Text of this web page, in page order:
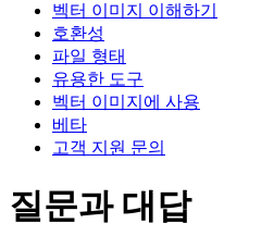
벡터 이미지 이해하기
호환성
파일 형태
유용한 도구
벡터 이미지에 사용
베타
고객 지원 문의
질문과 대답